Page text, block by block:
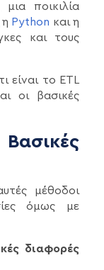
ποικιλία
Python και η
και τους
είναι το ETL
οι βασικές
μέθοδοι
όμως με
διαφορές